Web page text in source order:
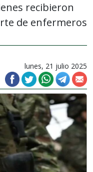
recibieron
de enfermeros
lunes, 21 julio 2025